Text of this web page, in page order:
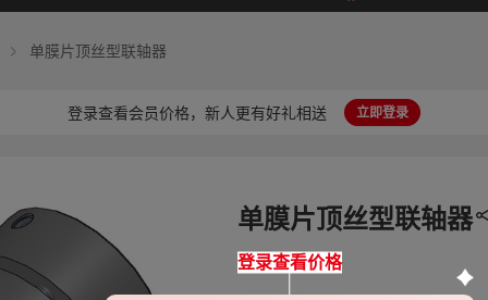
单膜片顶丝型联轴器
登录查看会员价格，新人更有好礼相送 立即登录
单膜片顶丝型联轴器
登录查看价格